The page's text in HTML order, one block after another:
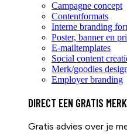
Campagne concept
Contentformats
Interne branding
Poster, banner en
E-mailtemplates
Social content
Merk/goodies
Employer branding
DIRECT EEN GRATIS
Gratis advies over je